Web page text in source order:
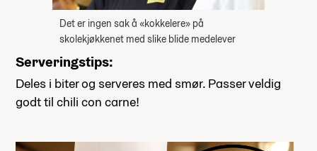
Det er ingen sak å «kokkelere» på
skolekjøkkenet med slike blide medelever
Serveringstips:
Deles i biter og serveres med smør. Passer veldig
godt til chili con carne!